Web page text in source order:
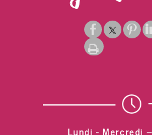
Lundi - Mercredi